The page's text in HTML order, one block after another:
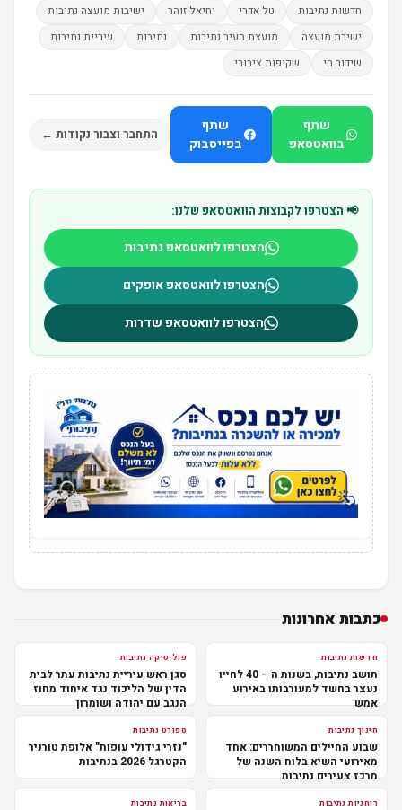
חדשות נתיבות טל אדרי יחיאל זוהר
ישיבות מועצה נתיבות
ישיבת מועצה
מועצת העיר נתיבות נתיבות
עיריית נתיבות
שידור חי
שקיפות ציבורי
שתף
בוואטסאפ
שתף
בפייסבוק
התחבר וצבור נקודות ←
📢 הצטרפו לקבוצות הוואטסאפ שלנו:
הצטרפו לוואטסאפ נתיבות
הצטרפו לוואטסאפ אופקים
הצטרפו לוואטסאפ שדרות
כתבות אחרונות
חדשות נתיבות
תושב נתיבות, בשנות ה – 40 לחייו
נעצר בחשד למעורבותו באירוע
אמש
פוליטיקה נתיבות
סגן ראש עיריית נתיבות עתר לבית
הדין של הליכוד נגד איחוד מחוז
הנגב עם יהודה ושומרון
חינוך נתיבות
שבוע החיילים המשוחררים: אחד
מאירועי השיא בלוח השנה של
מרכז צעירים נתיבות
ספורט נתיבות
"נזרי גידולי עופות" אלופת טורניר
הקטרגל 2026 בנתיבות
רוחניות נתיבות בריאות נתיבות